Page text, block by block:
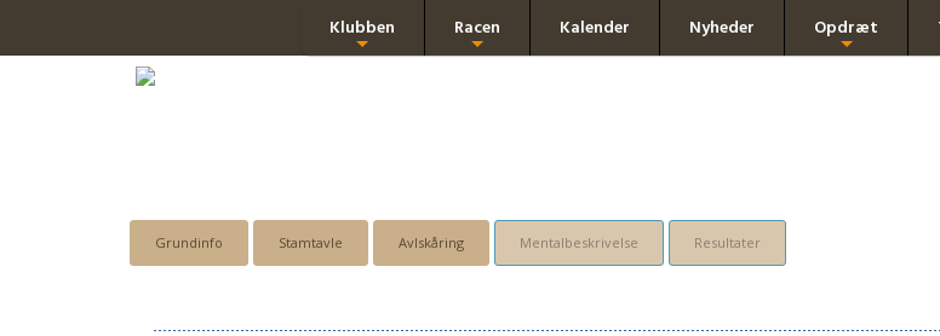
Klubben Racen Kalender Nyheder Opdræt
Grundinfo Stamtavle Avlskåring Mentalbeskrivelse Resultater